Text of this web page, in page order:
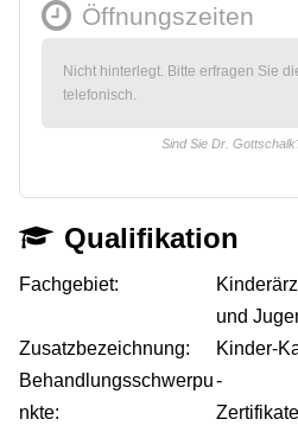
Öffnungszeiten
Nicht hinterlegt. Bitte erfragen Sie
telefonisch.
Sind Sie Dr.
Qualifikation
Fachgebiet:
und
Zusatzbezeichnung:
Kinder-
Behandlungsschwerpu
nkte:
-